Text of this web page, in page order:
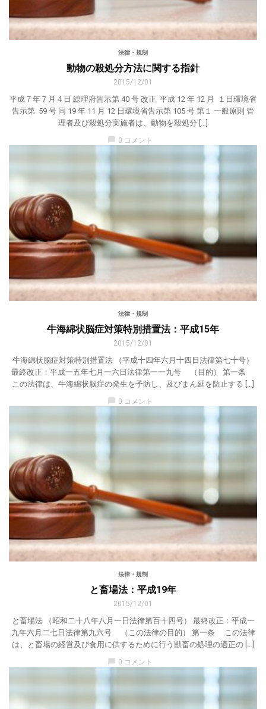
法律・規制
動物の殺処分方法に関する指針
2015/12/01
平成７年７月４日 総理府告示第 40 号 改正 平成 12 年 12 月 １日環境省
告示第 59 号 同 19 年 11 月 12 日環境省告示第 105 号 第１ 一般原則 管
理者及び殺処分実施者は、動物を殺処分 […]
chat_bubble 0 コメント
法律・規制
牛海綿状脳症対策特別措置法：平成15年
2015/12/01
牛海綿状脳症対策特別措置法 （平成十四年六月十四日法律第七十号）
最終改正：平成一五年七月一六日法律第一一九号 （目的） 第一条
この法律は、牛海綿状脳症の発生を予防し、及びまん延を防止する […]
0 コメント
法律・規制
と畜場法：平成19年
2015/12/01
と畜場法 （昭和二十八年八月一日法律第百十四号） 最終改正：平成一
九年六月二七日法律第九六号 （この法律の目的） 第一条 この法律
は、と畜場の経営及び食用に供するために行う獣畜の処理の適正の […]
0 コメント